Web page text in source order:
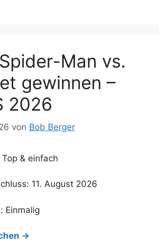
Man vs.
gewinnen –
2026
von Bob Berger
& einfach
11. August 2026
Einmalig
→